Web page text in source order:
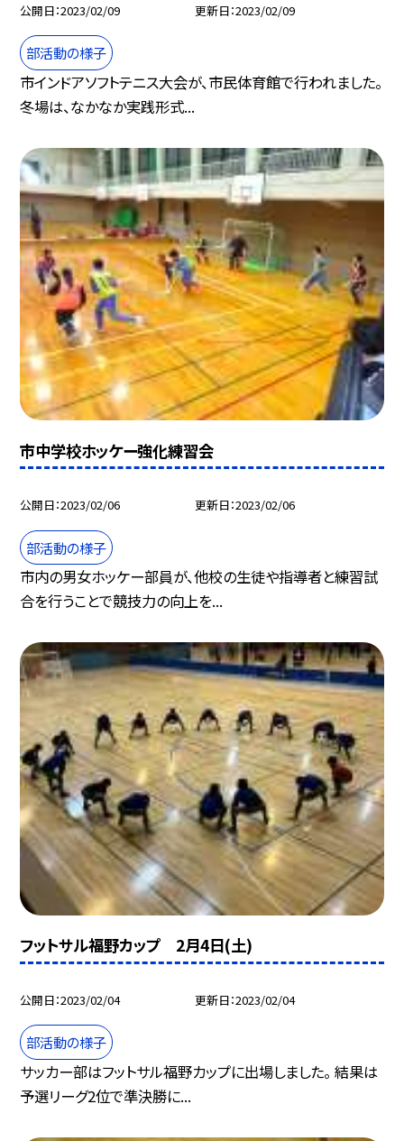
公開日 2023/02/09 更新日 2023/02/09
部活動の様子
市インドアソフトテニス大会が、市民体育館で行われました。
冬場は、なかなか実践形式...
市中学校ホッケー強化練習会
公開日 2023/02/06 更新日 2023/02/06
部活動の様子
市内の男女ホッケー部員が、他校の生徒や指導者と練習試
合を行うことで競技力の向上を...
フットサル福野カップ 2月4日(土)
公開日 2023/02/04 更新日 2023/02/04
部活動の様子
サッカー部はフットサル福野カップに出場しました。 結果は
予選リーグ2位で準決勝に...